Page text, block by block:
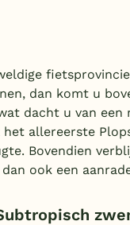
dan komt u
dacht u van
allereerste
Bovendien
ook een